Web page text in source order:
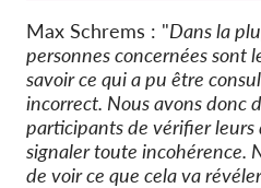
Max Schrems : "Dans la
personnes concernées sont
savoir ce qui a pu être
incorrect. Nous avons donc
participants de vérifier leurs
signaler toute incohérence.
de voir ce que cela va